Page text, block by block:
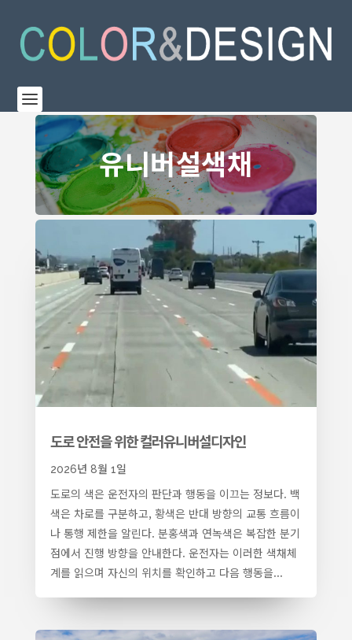
유니버설색채
도로 안전을 위한 컬러유니버설디자인
2026년 8월 1일
도로의 색은 운전자의 판단과 행동을 이끄는 정보다. 백
색은 차로를 구분하고, 황색은 반대 방향의 교통 흐름이
나 통행 제한을 알린다. 분홍색과 연녹색은 복잡한 분기
점에서 진행 방향을 안내한다. 운전자는 이러한 색채체
계를 읽으며 자신의 위치를 확인하고 다음 행동을...